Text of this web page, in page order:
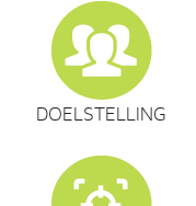
DOELSTELLING